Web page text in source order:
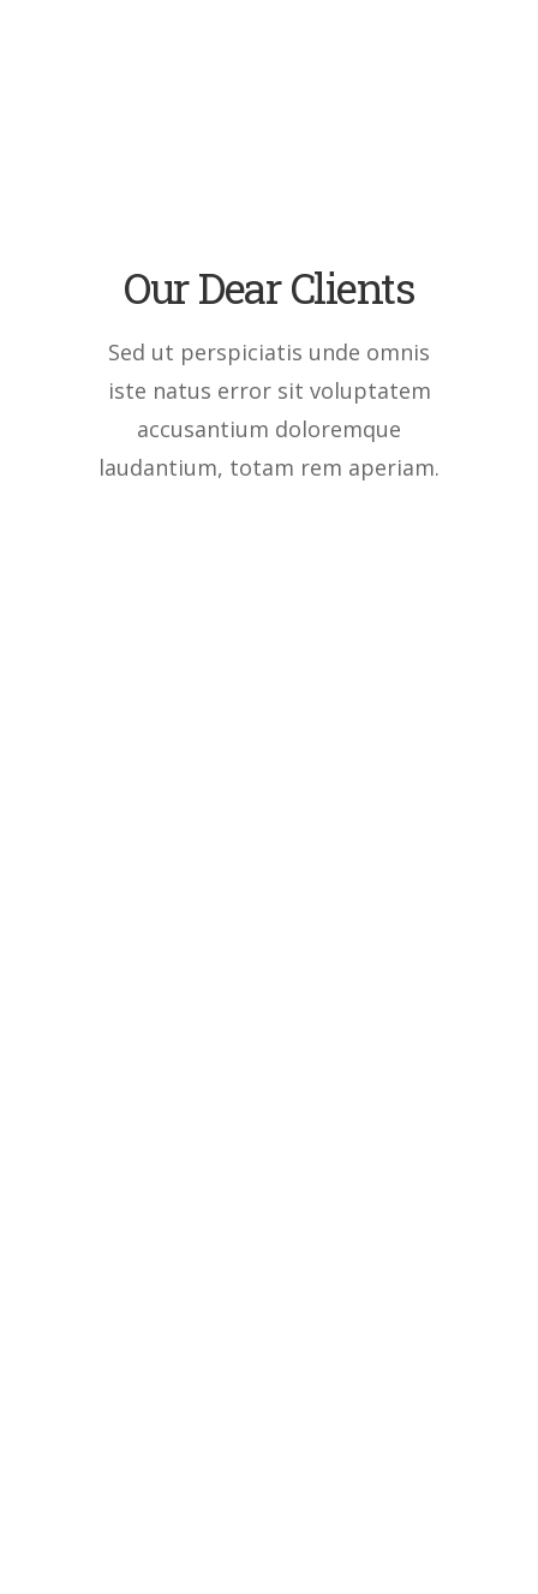
Our Dear Clients
Sed ut perspiciatis unde omnis
iste natus error sit voluptatem
accusantium doloremque
laudantium, totam rem aperiam.